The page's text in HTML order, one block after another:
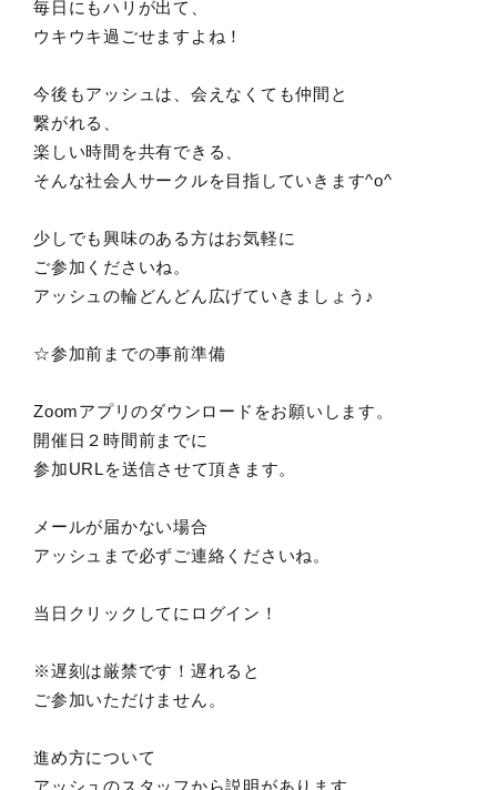
毎日にもハリが出て、
ウキウキ過ごせますよね！
今後もアッシュは、会えなくても仲間と
繋がれる、
楽しい時間を共有できる、
そんな社会人サークルを目指していきます^o^
少しでも興味のある方はお気軽に
ご参加くださいね。
アッシュの輪どんどん広げていきましょう♪
☆参加前までの事前準備
Zoomアプリのダウンロードをお願いします。
開催日２時間前までに
参加URLを送信させて頂きます。
メールが届かない場合
アッシュまで必ずご連絡くださいね。
当日クリックしてにログイン！
※遅刻は厳禁です！遅れると
ご参加いただけません。
進め方について
アッシュのスタッフから説明があります。